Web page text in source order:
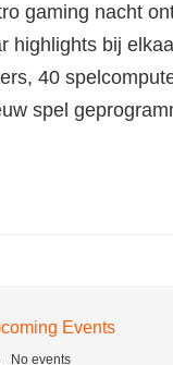
gaming nacht
highlights bij
40
spel
Events
No events